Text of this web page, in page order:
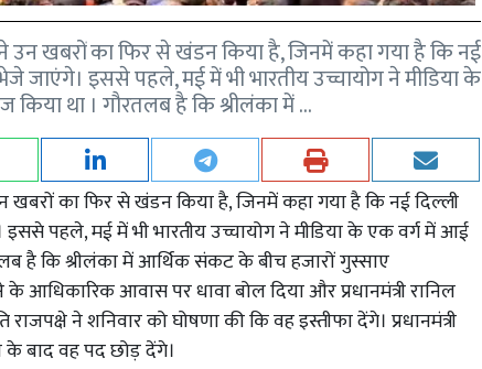
ने उन खबरों का फिर से खंडन किया है, जिनमें कहा गया है कि नई
जाएंगे। इससे पहले, मई में भी भारतीय उच्चायोग ने मीडिया के
था । गौरतलब है कि श्रीलंका में …
खबरों का फिर से खंडन किया है, जिनमें कहा गया है कि नई दिल्ली
इससे पहले, मई में भी भारतीय उच्चायोग ने मीडिया के एक वर्ग में आई
है कि श्रीलंका में आर्थिक संकट के बीच हजारों गुस्साए
के आधिकारिक आवास पर धावा बोल दिया और प्रधानमंत्री रानिल
ने शनिवार को घोषणा की कि वह इस्तीफा देंगे। प्रधानमंत्री
के बाद वह पद छोड़ देंगे।